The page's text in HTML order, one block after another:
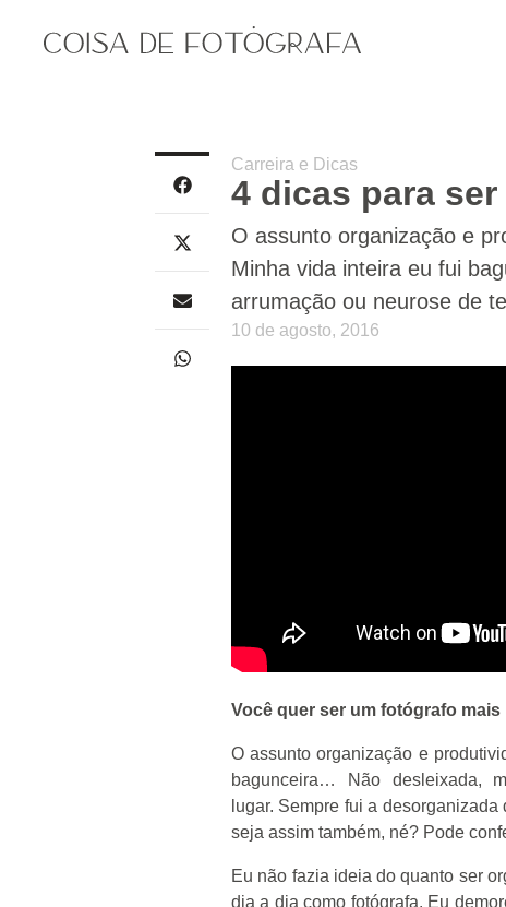
Carreira e Dicas
4 dicas para
O assunto organização e
Minha vida inteira eu fui
arrumação ou neurose de
10 de agosto, 2016
Você quer ser um fotógrafo
O assunto organização e
bagunceira… Não desleixada,
lugar. Sempre fui a
seja assim também, né? Pode
Eu não fazia ideia do quanto ser
dia a dia como fotógrafa. Eu